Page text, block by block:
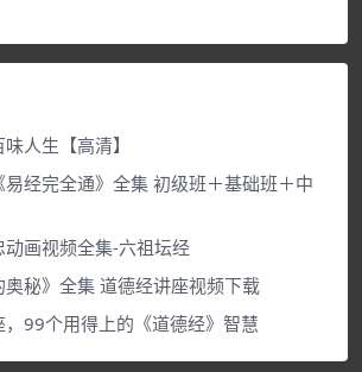
人生【高清】
易经完全通》全集 初级班＋基础班＋中
动画视频全集-六祖坛经
奥秘》全集 道德经讲座视频下载
99个用得上的《道德经》智慧